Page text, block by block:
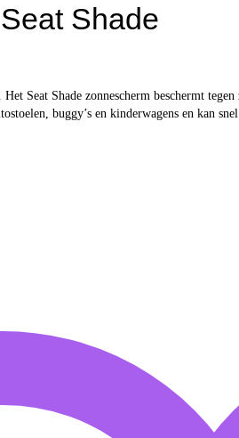
Shade
Seat Shade zonnescherm beschermt
buggy’s en kinderwagens en kan